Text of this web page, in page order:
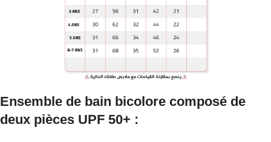
Ensemble de bain bicolore composé de
deux pièces UPF 50+ :